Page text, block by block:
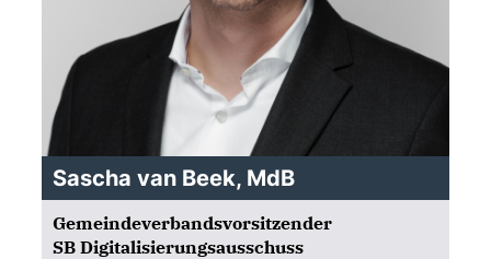
Sascha van Beek, MdB
Gemeindeverbandsvorsitzender
SB Digitalisierungsausschuss